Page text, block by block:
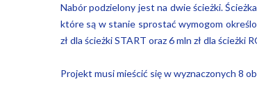
Nabór podzielony jest na dwie ścieżki.
które są w stanie sprostać wymogom
zł dla ścieżki START oraz 6 mln zł dla ścieżki
Projekt musi mieścić się w wyznaczonych 8